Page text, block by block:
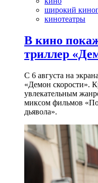
широкий
кинотеатры
В кино
триллер
С 6 августа на
«Демон скорости».
увлекательным
миксом фильмов
дьявола».